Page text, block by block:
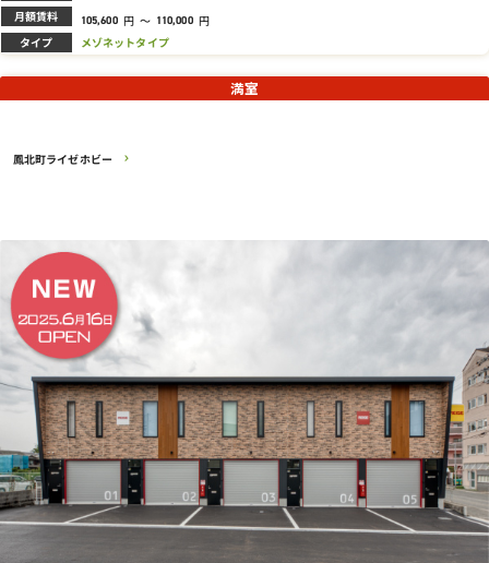
月額賃料 105,600 円 ～ 110,000 円
タイプ メゾネットタイプ
鳳北町ライゼホビー
満室